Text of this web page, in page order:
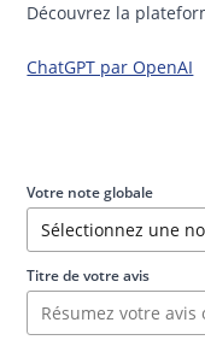
Découvrez la
ChatGPT par OpenAI
Votre note globale
Titre de votre avis